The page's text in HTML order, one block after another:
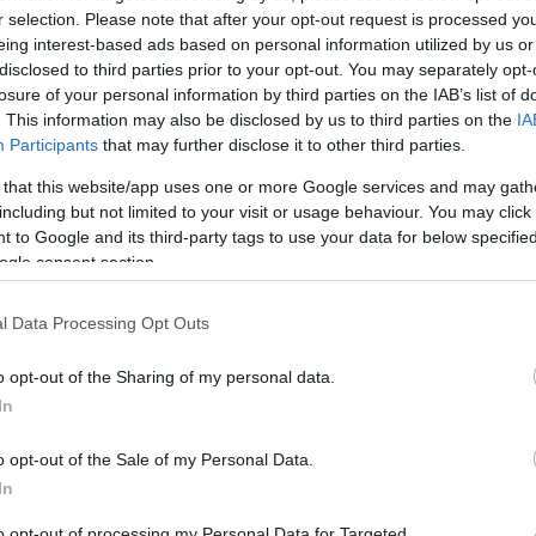
selection. Please note that after your opt-out request is processed
interest-based ads based on personal information utilized by us
to third parties prior to your opt-out. You may separately
of your personal information by third parties on the IAB’s list of
This information may also be disclosed by us to third parties on the
Participants that may further disclose it to other third parties.
that this website/app uses one or more Google services and may
but not limited to your visit or usage behaviour. You may
to Google and its third-party tags to use your data for below
consent section.
Data Processing Opt Outs
opt-out of the Sharing of my personal data.
opt-out of the Sale of my Personal Data.
győződve, hogy
lesznek japán
és a Yamaha a MotoGP-ben való jövőbeli
a Yamaha szurkolói. Ugyanis az elmúlt pár évben ez
A